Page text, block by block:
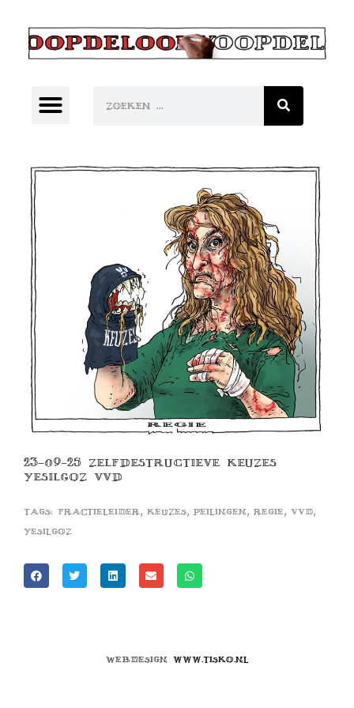
23-09-25 ZELFDESTRUCTIEVE KEUZES
YESILGOZ VVD
Tags: fractieleider, keuzes, peilingen, regie , vvd,
yesilgoz
Webdesign www.tisko.nl